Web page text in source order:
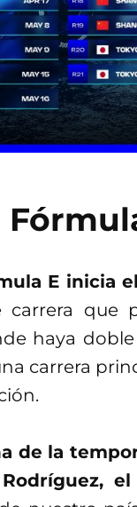
E inicia
que
haya
carrera
de la